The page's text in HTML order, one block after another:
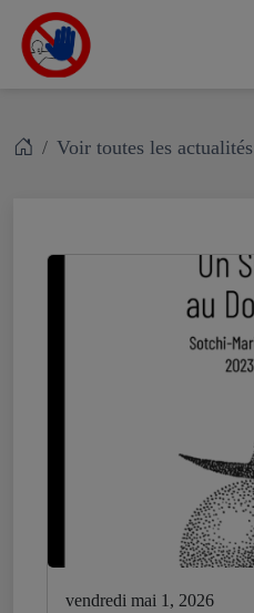
Voir toutes les actualités
vendredi mai 1, 2026